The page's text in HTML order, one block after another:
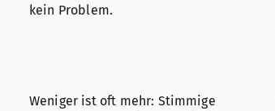
kein Problem.
Weniger ist oft mehr: Stimmige